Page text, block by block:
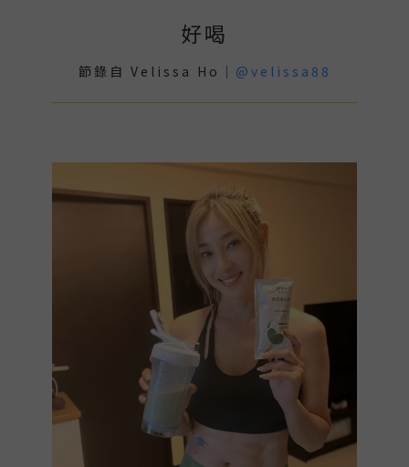
好喝
節錄自 Velissa Ho｜ @velissa88